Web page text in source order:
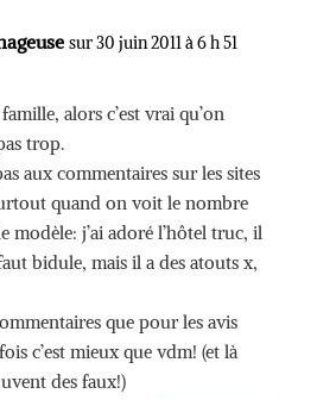
sur 30 juin 2011 à 6 h 51
alors c’est vrai qu’on
trop.
aux commentaires sur les sites
quand on voit le nombre
modèle: j’ai adoré l’hôtel truc, il
bidule, mais il a des atouts x,
que pour les avis
c’est mieux que vdm! (et là
des faux!)